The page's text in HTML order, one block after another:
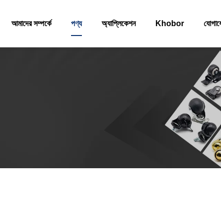
আমাদের সম্পর্কে পণ্য অ্যাপ্লিকেশন Khobor